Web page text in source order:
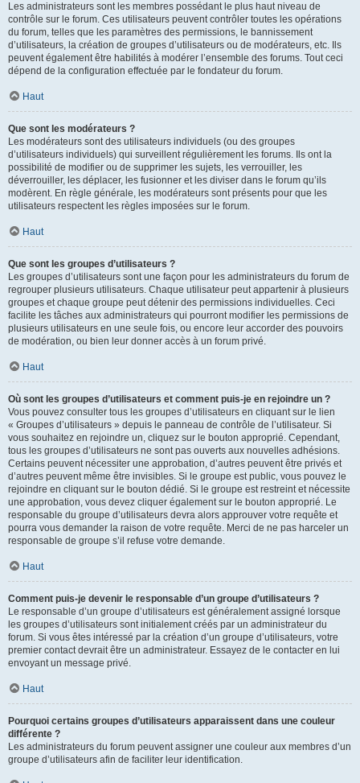
Les administrateurs sont les membres possédant le plus haut niveau de
contrôle sur le forum. Ces utilisateurs peuvent contrôler toutes les opérations
du forum, telles que les paramètres des permissions, le bannissement
d’utilisateurs, la création de groupes d’utilisateurs ou de modérateurs, etc. Ils
peuvent également être habilités à modérer l’ensemble des forums. Tout ceci
dépend de la configuration effectuée par le fondateur du forum.
Haut
Que sont les modérateurs ?
Les modérateurs sont des utilisateurs individuels (ou des groupes
d’utilisateurs individuels) qui surveillent régulièrement les forums. Ils ont la
possibilité de modifier ou de supprimer les sujets, les verrouiller, les
déverrouiller, les déplacer, les fusionner et les diviser dans le forum qu’ils
modèrent. En règle générale, les modérateurs sont présents pour que les
utilisateurs respectent les règles imposées sur le forum.
Haut
Que sont les groupes d’utilisateurs ?
Les groupes d’utilisateurs sont une façon pour les administrateurs du forum de
regrouper plusieurs utilisateurs. Chaque utilisateur peut appartenir à plusieurs
groupes et chaque groupe peut détenir des permissions individuelles. Ceci
facilite les tâches aux administrateurs qui pourront modifier les permissions de
plusieurs utilisateurs en une seule fois, ou encore leur accorder des pouvoirs
de modération, ou bien leur donner accès à un forum privé.
Haut
Où sont les groupes d’utilisateurs et comment puis-je en rejoindre un ?
Vous pouvez consulter tous les groupes d’utilisateurs en cliquant sur le lien
« Groupes d’utilisateurs » depuis le panneau de contrôle de l’utilisateur. Si
vous souhaitez en rejoindre un, cliquez sur le bouton approprié. Cependant,
tous les groupes d’utilisateurs ne sont pas ouverts aux nouvelles adhésions.
Certains peuvent nécessiter une approbation, d’autres peuvent être privés et
d’autres peuvent même être invisibles. Si le groupe est public, vous pouvez le
rejoindre en cliquant sur le bouton dédié. Si le groupe est restreint et nécessite
une approbation, vous devez cliquer également sur le bouton approprié. Le
responsable du groupe d’utilisateurs devra alors approuver votre requête et
pourra vous demander la raison de votre requête. Merci de ne pas harceler un
responsable de groupe s’il refuse votre demande.
Haut
Comment puis-je devenir le responsable d’un groupe d’utilisateurs ?
Le responsable d’un groupe d’utilisateurs est généralement assigné lorsque
les groupes d’utilisateurs sont initialement créés par un administrateur du
forum. Si vous êtes intéressé par la création d’un groupe d’utilisateurs, votre
premier contact devrait être un administrateur. Essayez de le contacter en lui
envoyant un message privé.
Haut
Pourquoi certains groupes d’utilisateurs apparaissent dans une couleur
différente ?
Les administrateurs du forum peuvent assigner une couleur aux membres d’un
groupe d’utilisateurs afin de faciliter leur identification.